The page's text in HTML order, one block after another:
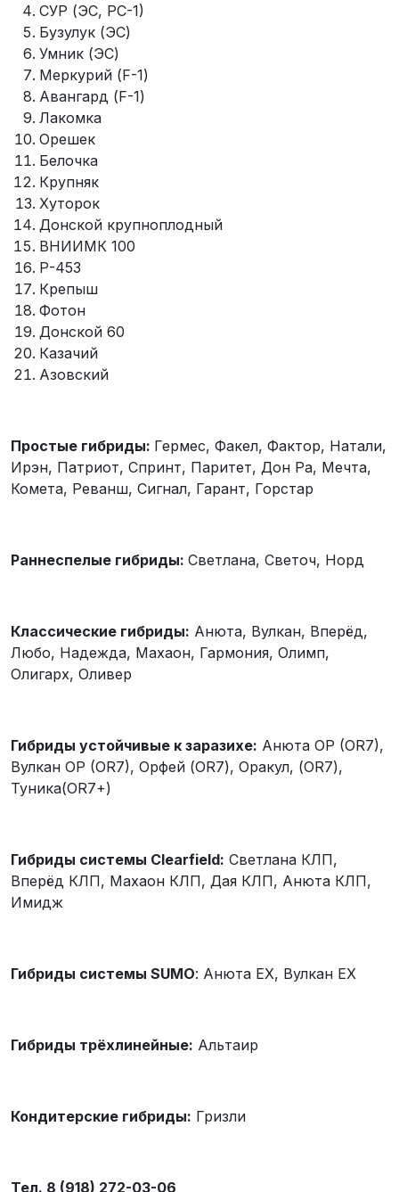
СУР (ЭС, РС-1)
Бузулук (ЭС)
Умник (ЭС)
Меркурий (F-1)
Авангард (F-1)
Лакомка
Орешек
Белочка
Крупняк
Хуторок
Донской крупноплодный
ВНИИМК 100
Р-453
Крепыш
Фотон
Донской 60
Казачий
Азовский
Простые гибриды: Гермес, Факел, Фактор, Натали,
Ирэн, Патриот, Спринт, Паритет, Дон Ра, Мечта,
Комета, Реванш, Сигнал, Гарант, Горстар
Раннеспелые гибриды: Светлана, Светоч, Норд
Классические гибриды: Анюта, Вулкан, Вперёд,
Любо, Надежда, Махаон, Гармония, Олимп,
Олигарх, Оливер
Гибриды устойчивые к заразихе: Анюта OP (OR7),
Вулкан OP (OR7), Орфей (OR7), Оракул, (OR7),
Туника(OR7+)
Гибриды системы Clearfield: Светлана КЛП,
Вперёд КЛП, Махаон КЛП, Дая КЛП, Анюта КЛП,
Имидж
Гибриды системы SUMO: Анюта EX, Вулкан EX
Гибриды трёхлинейные: Альтаир
Кондитерские гибриды: Гризли
Тел. 8 (918) 272-03-06